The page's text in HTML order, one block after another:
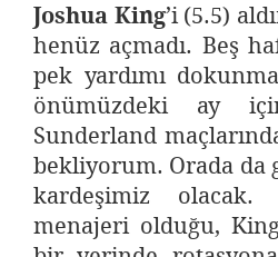
Joshua King’i (5.5)
henüz açmadı. Beş
pek yardımı
önümüzdeki ay
Sunderland
bekliyorum. Orada
kardeşimiz olacak.
menajeri olduğu,